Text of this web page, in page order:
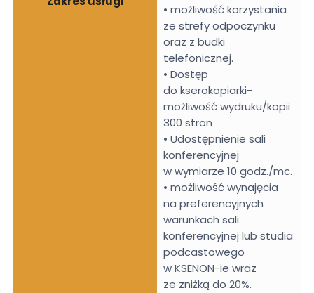
• możliwość korzystania
ze strefy odpoczynku
oraz z budki
telefonicznej.
• Dostęp
do kserokopiarki-
możliwość wydruku/kopii
300 stron
• Udostępnienie sali
konferencyjnej
w wymiarze 10 godz./mc.
• możliwość wynajęcia
na preferencyjnych
warunkach sali
konferencyjnej lub studia
podcastowego
w KSENON-ie wraz
ze zniżką do 20%.